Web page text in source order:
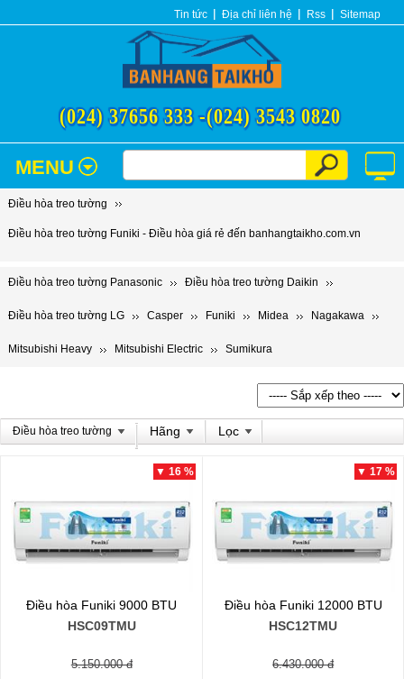
Tin tức Địa chỉ liên hệ Rss Sitemap
(024) 37656 333 -(024) 3543 0820
MENU
Điều hòa treo tường
Điều hòa treo tường Funiki - Điều hòa giá rẻ đến banhangtaikho.com.vn
Điều hòa treo tường Panasonic Điều hòa treo tường Daikin
Điều hòa treo tường LG Casper Funiki Midea Nagakawa
Mitsubishi Heavy Mitsubishi Electric Sumikura
Điều hòa treo tường Hãng Lọc
▼ 16 %
Điều hòa Funiki 9000 BTU
HSC09TMU
5.150.000 đ
▼ 17 %
Điều hòa Funiki 12000 BTU
HSC12TMU
6.430.000 đ